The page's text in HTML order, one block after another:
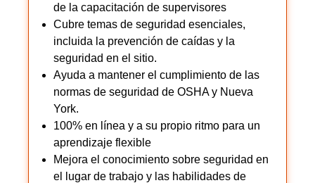
de la capacitación de supervisores
Cubre temas de seguridad esenciales,
incluida la prevención de caídas y la
seguridad en el sitio.
Ayuda a mantener el cumplimiento de las
normas de seguridad de OSHA y Nueva
York.
100% en línea y a su propio ritmo para un
aprendizaje flexible
Mejora el conocimiento sobre seguridad en
el lugar de trabajo y las habilidades de